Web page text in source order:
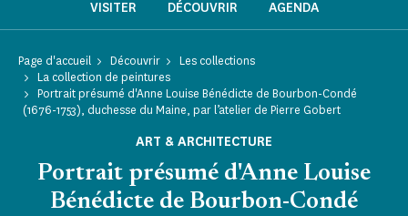
VISITER DÉCOUVRIR AGENDA
Page d'accueil Découvrir
Les collections
La collection de peintures
Portrait présumé d'Anne Louise Bénédicte de Bourbon-Condé
(1676-1753), duchesse du Maine, par l’atelier de Pierre Gobert
ART & ARCHITECTURE
Portrait présumé d'Anne Louise
Bénédicte de Bourbon-Condé